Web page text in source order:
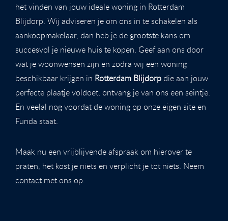
het vinden van jouw ideale woning in Rotterdam
Blijdorp. Wij adviseren je om ons in te schakelen als
aankoopmakelaar, dan heb je de grootste kans om
succesvol je nieuwe huis te kopen. Geef aan ons door
wat je woonwensen zijn en zodra wij een woning
beschikbaar krijgen in Rotterdam Blijdorp die aan jouw
perfecte plaatje voldoet, ontvang je van ons een seintje.
En veelal nog voordat de woning op onze eigen site en
Funda staat.
Maak nu een vrijblijvende afspraak om hierover te
praten, het kost je niets en verplicht je tot niets. Neem
contactmet ons op.